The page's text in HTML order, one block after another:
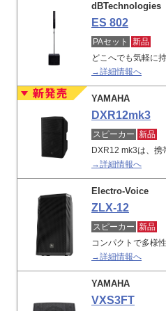
dBTechnologies
ES 802
PAセット
新品
どこへでも気軽に
→詳細情報へ
YAMAHA
DXR12mk3
スピーカー 新品
DXR12 mk3は、
→詳細情報へ
Electro-Voice
ZLX-12
スピーカー 新品
コンパクトで多様
→詳細情報へ
YAMAHA
VXS3FT